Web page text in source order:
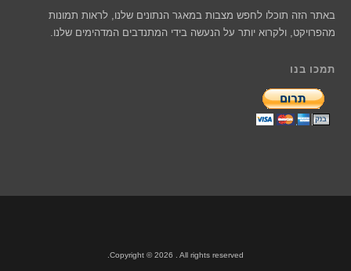
באתר הזה תוכלו לחפש מצבות במאגר הנתונים שלנו, לראות תמונות
מהפרויקט, ולקרוא יותר על הנעשה בידי המתנדבים המדהימים שלנו.
תמכו בנו
Copyright © 2026 . All rights reserved.